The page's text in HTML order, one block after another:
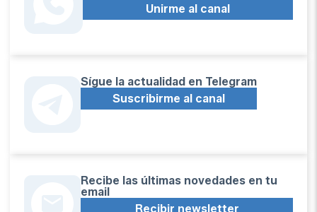
Unirme al canal
Sígue la actualidad en Telegram
Suscribirme al canal
Recibe las últimas novedades en tu
email
Recibir newsletter